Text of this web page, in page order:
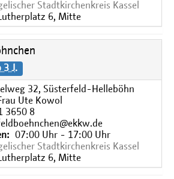
Stadtkirchenkreis Kassel
6, Mitte
3 J.
32, Süsterfeld-Helleböhn
Ute Kowol
3650 8
07:00 Uhr - 17:00 Uhr
Stadtkirchenkreis Kassel
6, Mitte